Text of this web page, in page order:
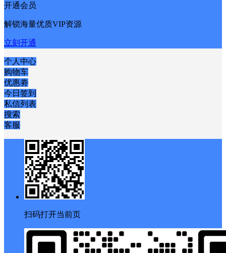
开通会员
解锁海量优质VIP资源
立刻开通
个人中心
购物车
优惠劵
今日签到
私信列表
搜索
客服
扫码打开当前页